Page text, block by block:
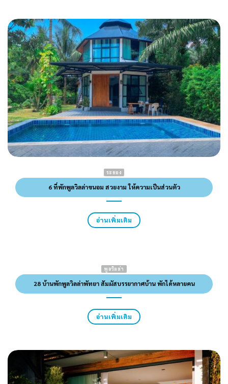
ระยอง
6 ที่พักพูลวิลล่าขนอม สวยงาม ให้ความเป็นส่วนตัว
อ่านเพิ่มเติม
พูลวิลล่า
28 บ้านพักพูลวิลล่าพัทยา สัมผัสบรรยากาศบ้าน พักได้หลายคน
อ่านเพิ่มเติม